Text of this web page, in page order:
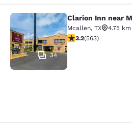
Clarion Inn near
34
Clarion Inn near
Mcallen, TX
4.75 km
calificación de 3.22
3.2(563)